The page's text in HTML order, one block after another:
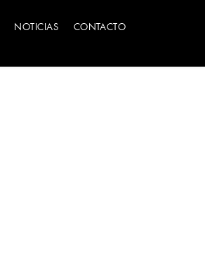
NOTICIAS CONTACTO